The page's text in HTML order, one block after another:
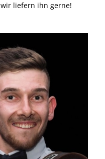
liefern ihn gerne!